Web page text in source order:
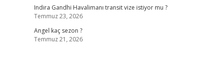
Indira Gandhi Havalimanı transit vize istiyor mu ?
Temmuz 23, 2026
Angel kaç sezon ?
Temmuz 21, 2026